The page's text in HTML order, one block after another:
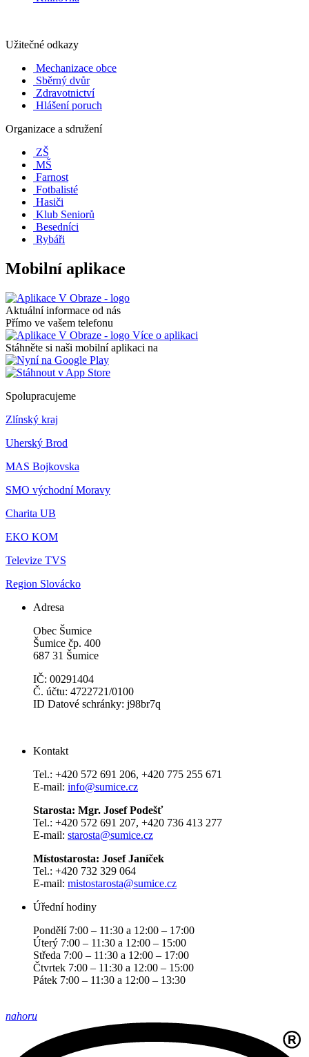
Užitečné odkazy
Mechanizace obce
Sběrný dvůr
Zdravotnictví
Hlášení poruch
Organizace a sdružení
ZŠ
MŠ
Farnost
Fotbalisté
Hasiči
Klub Seniorů
Besedníci
Rybáři
Mobilní aplikace
Aktuální informace od nás
Přímo ve vašem telefonu
Více o aplikaci
Stáhněte si naši mobilní aplikaci na
Spolupracujeme
Zlínský kraj
Uherský Brod
MAS Bojkovska
SMO východní Moravy
Charita UB
EKO KOM
Televize TVS
Region Slovácko
Adresa
Obec Šumice
Šumice čp. 400
687 31 Šumice
IČ: 00291404
Č. účtu: 4722721/0100
ID Datové schránky: j98br7q
Kontakt
Tel.: +420 572 691 206, +420 775 255 671
E-mail: info@sumice.cz
Starosta: Mgr. Josef Podešť
Tel.: +420 572 691 207, +420 736 413 277
E-mail: starosta@sumice.cz
Místostarosta: Josef Janíček
Tel.: +420 732 329 064
E-mail: mistostarosta@sumice.cz
Úřední hodiny
Pondělí 7:00 – 11:30 a 12:00 – 17:00
Úterý 7:00 – 11:30 a 12:00 – 15:00
Středa 7:00 – 11:30 a 12:00 – 17:00
Čtvrtek 7:00 – 11:30 a 12:00 – 15:00
Pátek 7:00 – 11:30 a 12:00 – 13:30
nahoru